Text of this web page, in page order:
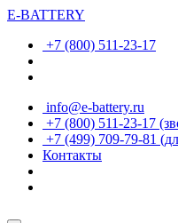
E-BATTERY
+7 (800) 511-23-17
info@e-battery.ru
+7 (800) 511-23-17
+7 (499) 709-79-81
Контакты